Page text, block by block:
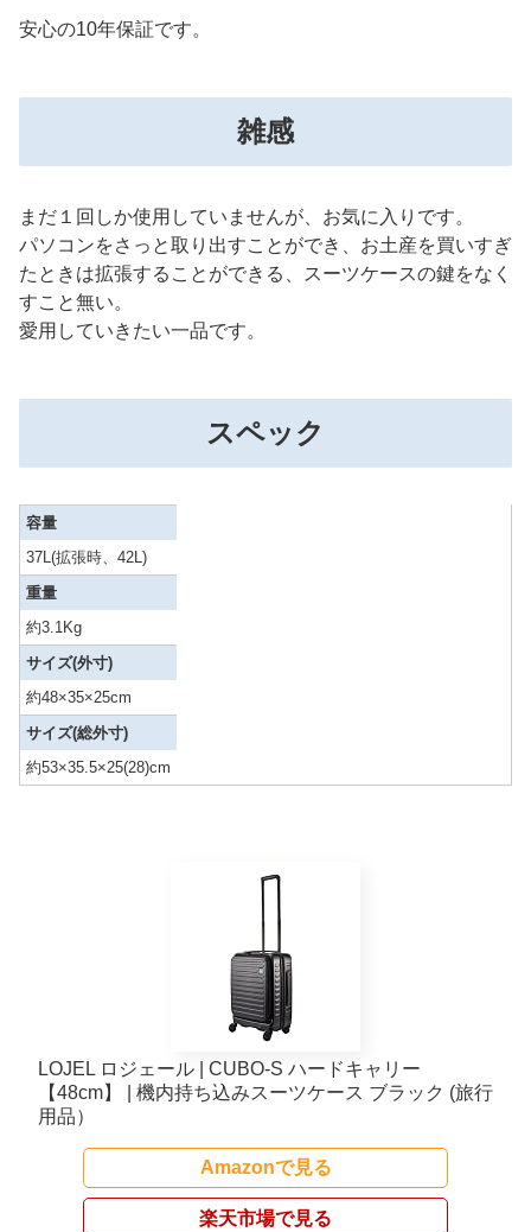
安心の10年保証です。
雑感
まだ１回しか使用していませんが、お気に入りです。
パソコンをさっと取り出すことができ、お土産を買いすぎ
たときは拡張することができる、スーツケースの鍵をなく
すこと無い。
愛用していきたい一品です。
スペック
容量
37L(拡張時、42L)
重量
約3.1Kg
サイズ(外寸)
約48×35×25cm
サイズ(総外寸)
約53×35.5×25(28)cm
LOJEL ロジェール | CUBO-S ハードキャリー
【48cm】 | 機内持ち込みスーツケース ブラック (旅行
用品）
Amazonで見る
楽天市場で見る